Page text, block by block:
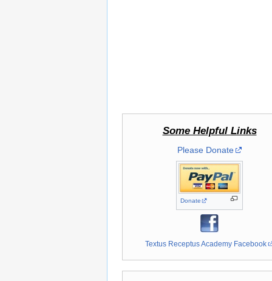
Some Helpful Links
Please Donate
Donate
Textus Receptus Academy Facebook